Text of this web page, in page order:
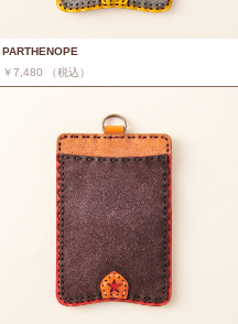
PARTHENOPE
￥7,480 （税込）